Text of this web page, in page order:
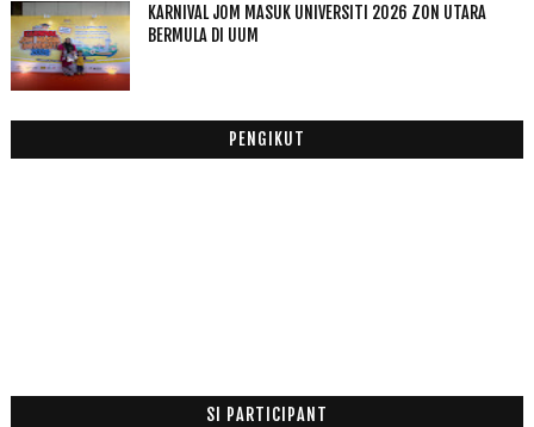
Sapu Kabus Hati
Pucuk Putat vs Pucuk Mayong
Rindu Ilmu Allah
Kenyataan Akhbar Tentang Penyalahgunaan Bauce Buku
KARNIVAL JOM MASUK UNIVERSITI 2026 ZON UTARA
BERMULA DI UUM
PENGIKUT
SI PARTICIPANT